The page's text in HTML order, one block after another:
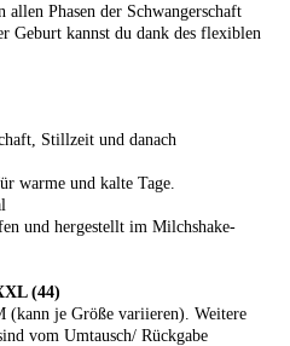
allen Phasen der Schwangerschaft
Geburt kannst du dank des flexiblen
Stillzeit und danach
warme und kalte Tage.
und hergestellt im Milchshake-
(44)
(kann je Größe variieren). Weitere
vom Umtausch/ Rückgabe